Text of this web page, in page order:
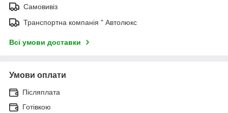
Самовивіз
Транспортна компанія " Автолюкс
Всі умови доставки
Умови оплати
Післяплата
Готівкою